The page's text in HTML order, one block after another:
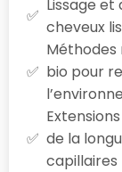
Lissage
cheveux
Méthodes
bio pour
de la
capillaires